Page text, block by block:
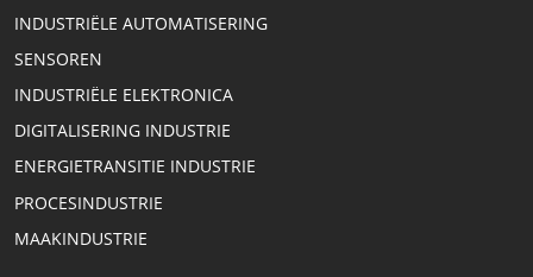
INDUSTRIËLE AUTOMATISERING
SENSOREN
INDUSTRIËLE ELEKTRONICA
DIGITALISERING INDUSTRIE
ENERGIETRANSITIE INDUSTRIE
PROCESINDUSTRIE
MAAKINDUSTRIE